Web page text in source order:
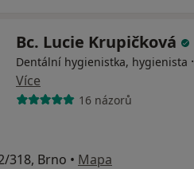
Bc. Lucie Krupičková
Dentální hygienistka, hygienista ·
Více
16 názorů
318, Brno • Mapa